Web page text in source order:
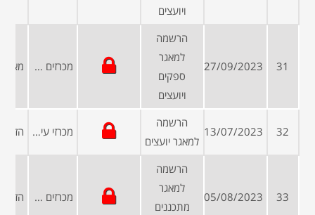
ויועצים
31
27/09/2023
הרשמה
למאגר
ספקים
ויועצים
מכרזים פומביים
32
13/07/2023
הרשמה
למאגר יועצים
מכרזי עיריות ומועצות
33
05/08/2023
הרשמה
למאגר
מתכננים
מכרזים פומביים